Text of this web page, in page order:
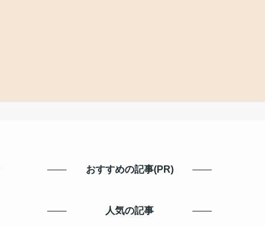
おすすめの記事(PR)
人気の記事